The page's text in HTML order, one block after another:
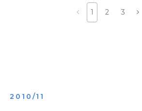
1 2 3
2010/11